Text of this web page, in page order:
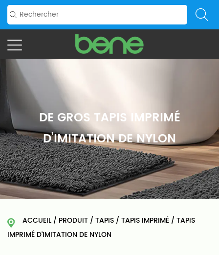
DE GROS TAPIS IMPRIMÉ
D’IMITATION DE NYLON
ACCUEIL / PRODUIT / TAPIS / TAPIS IMPRIMÉ / TAPIS
IMPRIMÉ D’IMITATION DE NYLON